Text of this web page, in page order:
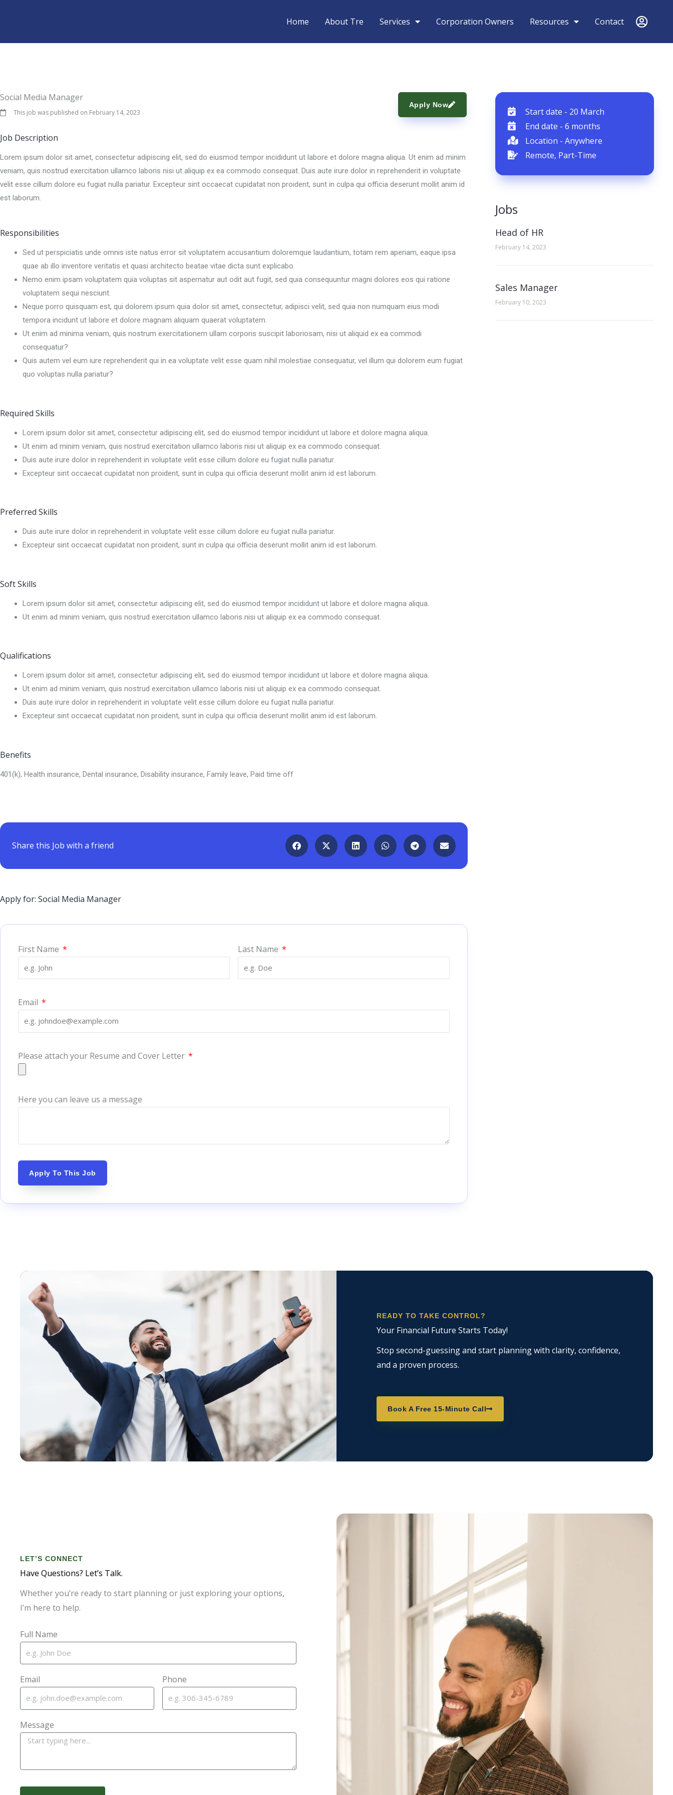
Home About Tre Services Corporation Owners Resources Contact
Social Media Manager
This job was published on February 14, 2023
Apply Now
Job Description
Lorem ipsum dolor sit amet, consectetur adipiscing elit, sed do eiusmod tempor incididunt ut labore et dolore magna aliqua. Ut enim ad minim
veniam, quis nostrud exercitation ullamco laboris nisi ut aliquip ex ea commodo consequat. Duis aute irure dolor in reprehenderit in voluptate
velit esse cillum dolore eu fugiat nulla pariatur. Excepteur sint occaecat cupidatat non proident, sunt in culpa qui officia deserunt mollit anim id
est laborum.
Responsibilities
Sed ut perspiciatis unde omnis iste natus error sit voluptatem accusantium doloremque laudantium, totam rem aperiam, eaque ipsa
quae ab illo inventore veritatis et quasi architecto beatae vitae dicta sunt explicabo.
Nemo enim ipsam voluptatem quia voluptas sit aspernatur aut odit aut fugit, sed quia consequuntur magni dolores eos qui ratione
voluptatem sequi nesciunt.
Neque porro quisquam est, qui dolorem ipsum quia dolor sit amet, consectetur, adipisci velit, sed quia non numquam eius modi
tempora incidunt ut labore et dolore magnam aliquam quaerat voluptatem.
Ut enim ad minima veniam, quis nostrum exercitationem ullam corporis suscipit laboriosam, nisi ut aliquid ex ea commodi
consequatur?
Quis autem vel eum iure reprehenderit qui in ea voluptate velit esse quam nihil molestiae consequatur, vel illum qui dolorem eum fugiat
quo voluptas nulla pariatur?
Required Skills
Lorem ipsum dolor sit amet, consectetur adipiscing elit, sed do eiusmod tempor incididunt ut labore et dolore magna aliqua.
Ut enim ad minim veniam, quis nostrud exercitation ullamco laboris nisi ut aliquip ex ea commodo consequat.
Duis aute irure dolor in reprehenderit in voluptate velit esse cillum dolore eu fugiat nulla pariatur.
Excepteur sint occaecat cupidatat non proident, sunt in culpa qui officia deserunt mollit anim id est laborum.
Preferred Skills
Duis aute irure dolor in reprehenderit in voluptate velit esse cillum dolore eu fugiat nulla pariatur.
Excepteur sint occaecat cupidatat non proident, sunt in culpa qui officia deserunt mollit anim id est laborum.
Soft Skills
Lorem ipsum dolor sit amet, consectetur adipiscing elit, sed do eiusmod tempor incididunt ut labore et dolore magna aliqua.
Ut enim ad minim veniam, quis nostrud exercitation ullamco laboris nisi ut aliquip ex ea commodo consequat.
Qualifications
Lorem ipsum dolor sit amet, consectetur adipiscing elit, sed do eiusmod tempor incididunt ut labore et dolore magna aliqua.
Ut enim ad minim veniam, quis nostrud exercitation ullamco laboris nisi ut aliquip ex ea commodo consequat.
Duis aute irure dolor in reprehenderit in voluptate velit esse cillum dolore eu fugiat nulla pariatur.
Excepteur sint occaecat cupidatat non proident, sunt in culpa qui officia deserunt mollit anim id est laborum.
Benefits
401(k), Health insurance, Dental insurance, Disability insurance, Family leave, Paid time off
Share this Job with a friend
Apply for: Social Media Manager
First Name Last Name
Email
Please attach your Resume and Cover Letter
Here you can leave us a message
Apply To This Job
Start date - 20 March
End date - 6 months
Location - Anywhere
Remote, Part-Time
Jobs
Head of HR
February 14, 2023
Sales Manager
February 10, 2023
READY TO TAKE CONTROL?
Your Financial Future Starts Today!
Stop second-guessing and start planning with clarity, confidence,
and a proven process.
Book A Free 15-Minute Call
LET’S CONNECT
Have Questions? Let’s Talk.
Whether you’re ready to start planning or just exploring your options,
I’m here to help.
Full Name
Email Phone
Message